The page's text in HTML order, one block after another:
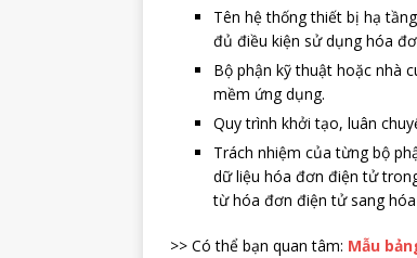
Tên hệ thống thiết bị hạ
đủ điều kiện sử dụng hóa
Bộ phận kỹ thuật hoặc nhà
mềm ứng dụng.
Quy trình khởi tạo, luân
Trách nhiệm của từng bộ
dữ liệu hóa đơn điện tử
từ hóa đơn điện tử sang
>> Có thể bạn quan tâm: Mẫu